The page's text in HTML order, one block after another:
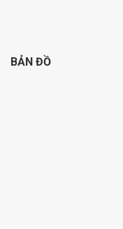
BẢN ĐỒ